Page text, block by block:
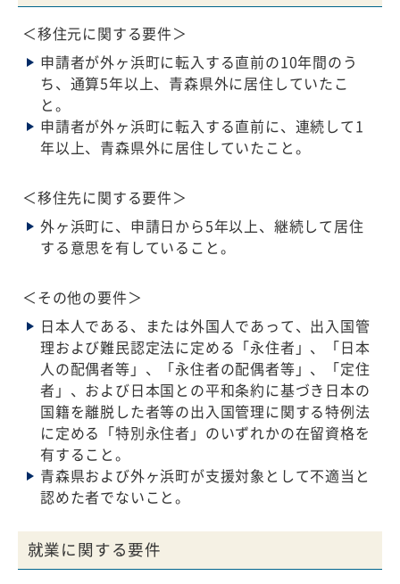
＜移住元に関する要件＞
申請者が外ヶ浜町に転入する直前の10年間のう
ち、通算5年以上、青森県外に居住していたこ
と。
申請者が外ヶ浜町に転入する直前に、連続して1
年以上、青森県外に居住していたこと。
＜移住先に関する要件＞
外ヶ浜町に、申請日から5年以上、継続して居住
する意思を有していること。
＜その他の要件＞
日本人である、または外国人であって、出入国管
理および難民認定法に定める「永住者」、「日本
人の配偶者等」、「永住者の配偶者等」、「定住
者」、および日本国との平和条約に基づき日本の
国籍を離脱した者等の出入国管理に関する特例法
に定める「特別永住者」のいずれかの在留資格を
有すること。
青森県および外ヶ浜町が支援対象として不適当と
認めた者でないこと。
就業に関する要件